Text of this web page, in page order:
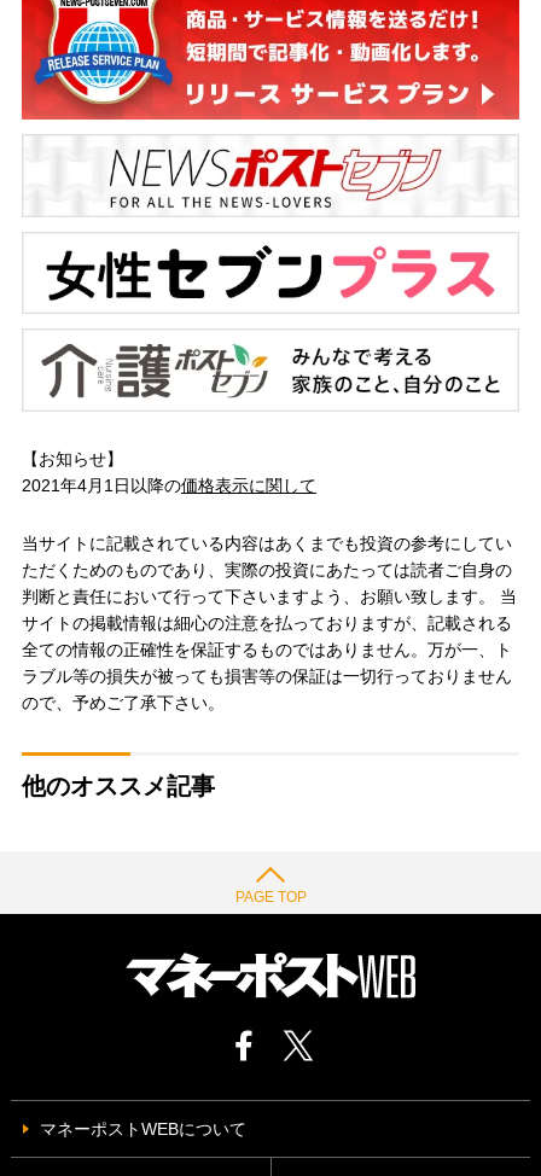
【お知らせ】
2021年4月1日以降の価格表示に関して
当サイトに記載されている内容はあくまでも投資の参考にしてい
ただくためのものであり、実際の投資にあたっては読者ご自身の
判断と責任において行って下さいますよう、お願い致します。 当
サイトの掲載情報は細心の注意を払っておりますが、記載される
全ての情報の正確性を保証するものではありません。万が一、ト
ラブル等の損失が被っても損害等の保証は一切行っておりません
ので、予めご了承下さい。
他のオススメ記事
PAGE TOP
マネーポストWEBについて